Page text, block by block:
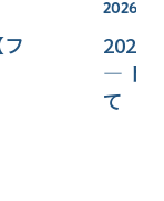
2026
― ト
て【